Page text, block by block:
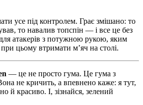
усе під контролем. Грає змішано: то
то навалив топспін — і все це без
атакерів з потужною рукою, яким
при цьому втримати м’яч на столі.
— це не просто гума. Це гума з
не кричить, а впевнено каже: я тут,
й красиво. І, зізнайся, зелений